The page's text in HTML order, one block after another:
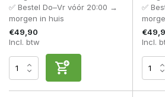
houding, een natuurlijkere zichtlijn en
doelopname. Vooral bij gebruik van
helmen wordt dit verschil direct
comfortabel met face protection
Hogere mounts:
Natuurlijke
richten, vooral in CQB
✅ Bestel Do–Vr vóór 20:00 →
morgen in huis
€49,90
Incl. btw
✅
Incl.